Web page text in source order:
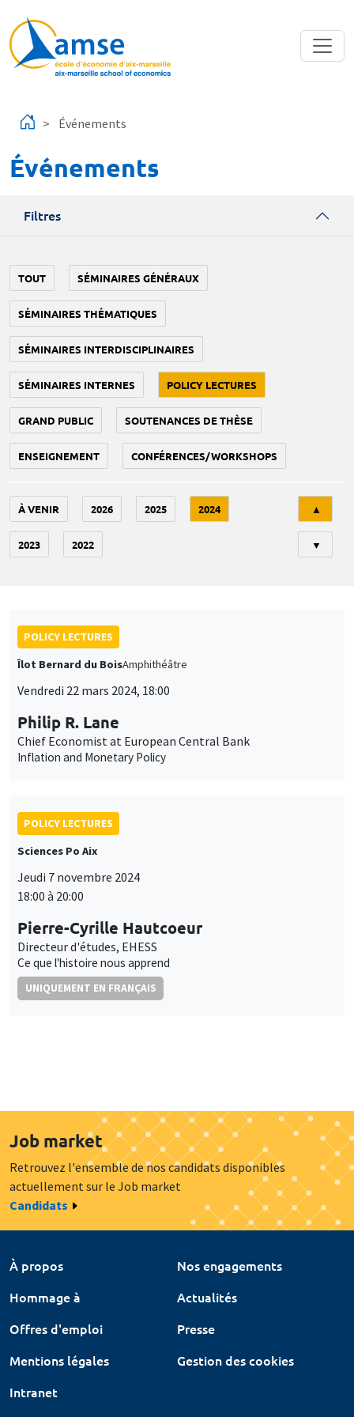
Événements
Événements
Filtres
TOUT SÉMINAIRES GÉNÉRAUX
SÉMINAIRES THÉMATIQUES
SÉMINAIRES INTERDISCIPLINAIRES
SÉMINAIRES INTERNES POLICY LECTURES
GRAND PUBLIC SOUTENANCES DE THÈSE
ENSEIGNEMENT CONFÉRENCES/WORKSHOPS
À VENIR 2026 2025 2024
2023 2022
▲
▼
POLICY LECTURES
Îlot Bernard du BoisAmphithéâtre
Vendredi 22 mars 2024, 18:00
Philip R. Lane
Chief Economist at European Central Bank
Inflation and Monetary Policy
POLICY LECTURES
Sciences Po Aix
Jeudi 7 novembre 2024
18:00 à 20:00
Pierre-Cyrille Hautcoeur
Directeur d'études, EHESS
Ce que l'histoire nous apprend
UNIQUEMENT EN FRANÇAIS
Job market
Retrouvez l'ensemble de nos candidats disponibles
actuellement sur le Job market
Candidats
À propos
Nos engagements
Hommage à
Actualités
Offres d'emploi
Presse
Mentions légales
Gestion des cookies
Intranet